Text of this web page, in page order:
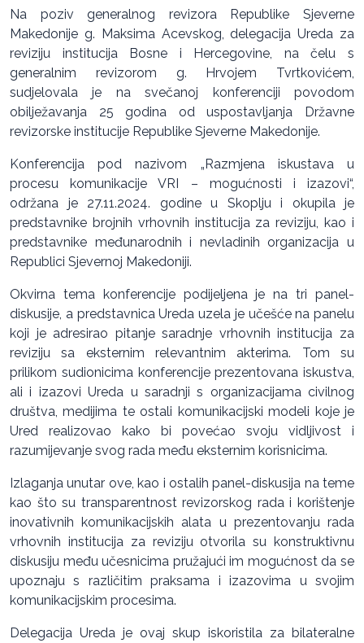
Na poziv generalnog revizora Republike Sjeverne
Makedonije g. Maksima Acevskog, delegacija Ureda za
reviziju institucija Bosne i Hercegovine, na čelu s
generalnim revizorom g. Hrvojem Tvrtkovićem,
sudjelovala je na svečanoj konferenciji povodom
obilježavanja 25 godina od uspostavljanja Državne
revizorske institucije Republike Sjeverne Makedonije.
Konferencija pod nazivom „Razmjena iskustava u
procesu komunikacije VRI – mogućnosti i izazovi“,
održana je 27.11.2024. godine u Skoplju i okupila je
predstavnike brojnih vrhovnih institucija za reviziju, kao i
predstavnike međunarodnih i nevladinih organizacija u
Republici Sjevernoj Makedoniji.
Okvirna tema konferencije podijeljena je na tri panel-
diskusije, a predstavnica Ureda uzela je učešće na panelu
koji je adresirao pitanje saradnje vrhovnih institucija za
reviziju sa eksternim relevantnim akterima. Tom su
prilikom sudionicima konferencije prezentovana iskustva,
ali i izazovi Ureda u saradnji s organizacijama civilnog
društva, medijima te ostali komunikacijski modeli koje je
Ured realizovao kako bi povećao svoju vidljivost i
razumijevanje svog rada među eksternim korisnicima.
Izlaganja unutar ove, kao i ostalih panel-diskusija na teme
kao što su transparentnost revizorskog rada i korištenje
inovativnih komunikacijskih alata u prezentovanju rada
vrhovnih institucija za reviziju otvorila su konstruktivnu
diskusiju među učesnicima pružajući im mogućnost da se
upoznaju s različitim praksama i izazovima u svojim
komunikacijskim procesima.
Delegacija Ureda je ovaj skup iskoristila za bilateralne